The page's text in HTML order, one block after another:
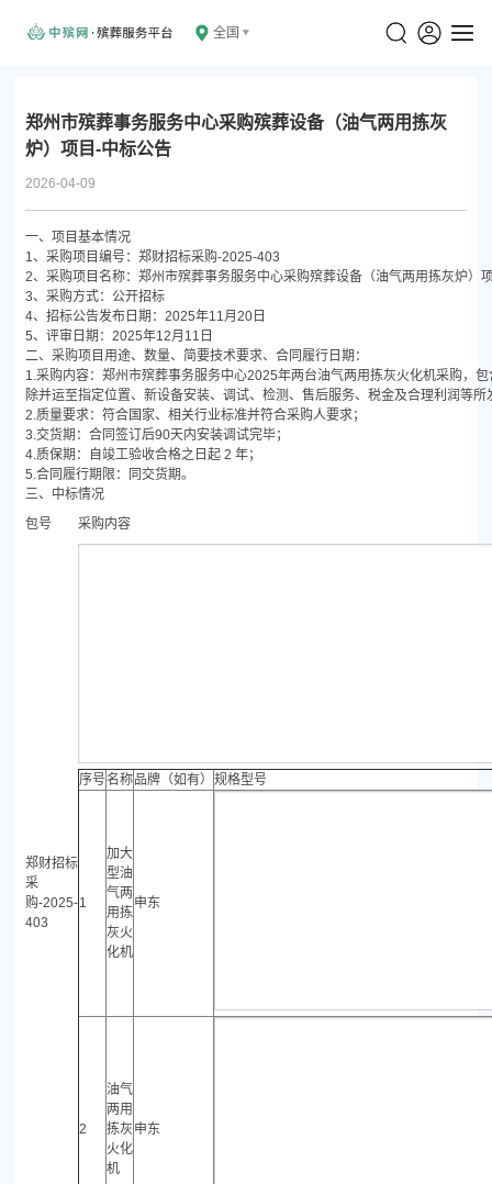
全国
郑州市殡葬事务服务中心采购殡葬设备（油气两用拣灰
炉）项目-中标公告
2026-04-09
一、项目基本情况
1、采购项目编号：郑财招标采购-2025-403
2、采购项目名称：郑州市殡葬事务服务中心采购殡葬设备（油气两用拣灰炉）
3、采购方式：公开招标
4、招标公告发布日期：2025年11月20日
5、评审日期：2025年12月11日
二、采购项目用途、数量、简要技术要求、合同履行日期：
1.采购内容：郑州市殡葬事务服务中心2025年两台油气两用拣灰火化机采购，
除并运至指定位置、新设备安装、调试、检测、售后服务、税金及合理利润等所
2.质量要求：符合国家、相关行业标准并符合采购人要求；
3.交货期：合同签订后90天内安装调试完毕；
4.质保期：自竣工验收合格之日起 2 年；
5.合同履行期限：同交货期。
三、中标情况
包号
采购内容
郑财招标
采
购-2025-
403
序号名称品牌（如有） 规格型号
1
加大
型油
气两
用拣
灰火
化机
申东
2
油气
两用
拣灰
火化
机
申东